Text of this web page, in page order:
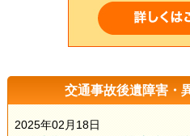
交通事故後遺障害・
2025年02月18日